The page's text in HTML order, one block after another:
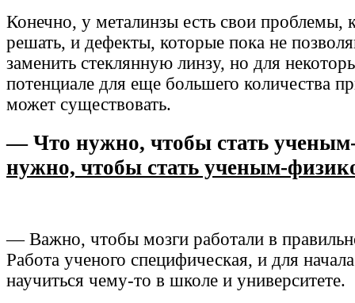
Конечно, у металинзы есть свои проблемы,
решать, и дефекты, которые пока не
заменить стеклянную линзу, но для
потенциале для еще большего количества
может существовать.
— Что нужно, чтобы стать
нужно, чтобы стать ученым-
— Важно, чтобы мозги работали в
Работа ученого специфическая, и для
научиться чему-то в школе и университете.